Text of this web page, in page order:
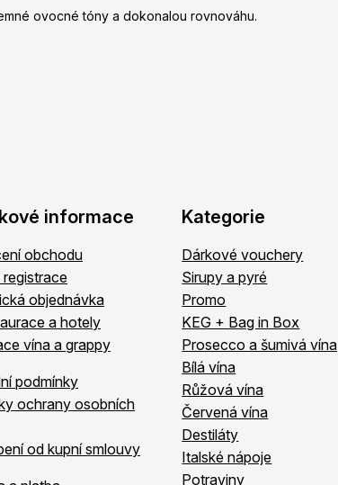
ovocné tóny a dokonalou rovnováhu.
informace
obchodu
objednávka
a hotely
vína a grappy
podmínky
ochrany osobních
od kupní smlouvy
Kategorie
Dárkové vouchery
Sirupy a pyré
Promo
KEG + Bag in Box
Prosecco a šumivá vína
Bílá vína
Růžová vína
Červená vína
Destiláty
Italské nápoje
Potraviny